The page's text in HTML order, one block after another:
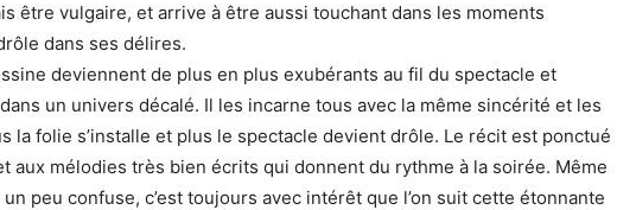
être vulgaire, et arrive à être aussi touchant dans les moments
dans ses délires.
deviennent de plus en plus exubérants au fil du spectacle et
un univers décalé. Il les incarne tous avec la même sincérité et les
la folie s’installe et plus le spectacle devient drôle. Le récit est ponctué
aux mélodies très bien écrits qui donnent du rythme à la soirée. Même
peu confuse, c’est toujours avec intérêt que l’on suit cette étonnante